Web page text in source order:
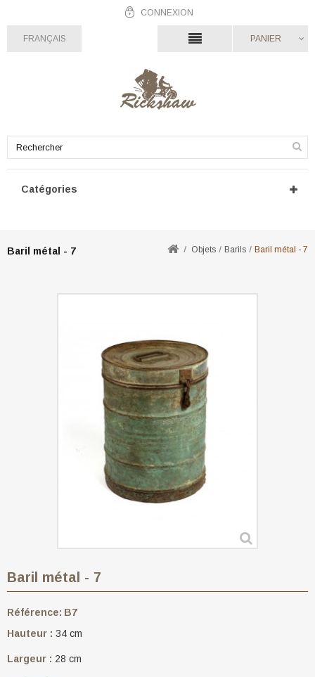
CONNEXION
FRANÇAIS PANIER
Catégories
Baril métal - 7 Objets Barils Baril métal - 7
Baril métal - 7
Référence: B7
Hauteur : 34 cm
Largeur : 28 cm